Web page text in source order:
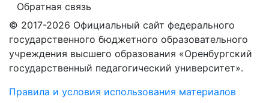
Обратная связь
© 2017-2026 Официальный сайт федерального
государственного бюджетного образовательного
учреждения высшего образования «Оренбургский
государственный педагогический университет».
Правила и условия использования материалов